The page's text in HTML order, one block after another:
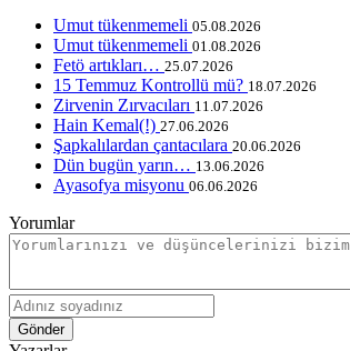
Umut tükenmemeli 05.08.2026
Umut tükenmemeli 01.08.2026
Fetö artıkları… 25.07.2026
15 Temmuz Kontrollü mü? 18.07.2026
Zirvenin Zırvacıları 11.07.2026
Hain Kemal(!) 27.06.2026
Şapkalılardan çantacılara 20.06.2026
Dün bugün yarın… 13.06.2026
Ayasofya misyonu 06.06.2026
Yorumlar
Gönder